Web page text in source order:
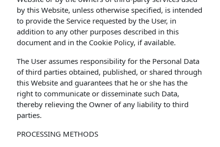
by this Website, unless otherwise specified, is intended
to provide the Service requested by the User, in
addition to any other purposes described in this
document and in the Cookie Policy, if available.
The User assumes responsibility for the Personal Data
of third parties obtained, published, or shared through
this Website and guarantees that he or she has the
right to communicate or disseminate such Data,
thereby relieving the Owner of any liability to third
parties.
PROCESSING METHODS